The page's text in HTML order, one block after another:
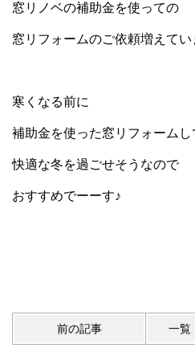
窓リノベの補助金を使っての
窓リフォームのご依頼増えてい
寒くなる前に
補助金を使った窓リフォームし
快適な冬を過ごせそうなので
おすすめでーーす♪
前の記事 一覧